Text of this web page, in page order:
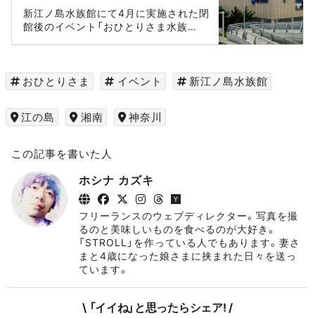
新江ノ島水族館にて4月に実施された閉
館後のイベント「おひとりさま水族
2日間。前回行けなかった人も行った人
もぜひ足を運んでみては?
おひとりさま イベント 新江ノ島水族館
江の島 湘南 神奈川
この記事を書いた人
ホシナ カズキ
フリーランスのウェブディレクター。写真を撮
るのと美味しいものを食べるのが大好き。
「STROLL」を作っている人でもあります。妻さ
まと4歳になった娘さまに挟まれた日々を送っ
ています。
\ 「イイね」と思ったらシェア! /